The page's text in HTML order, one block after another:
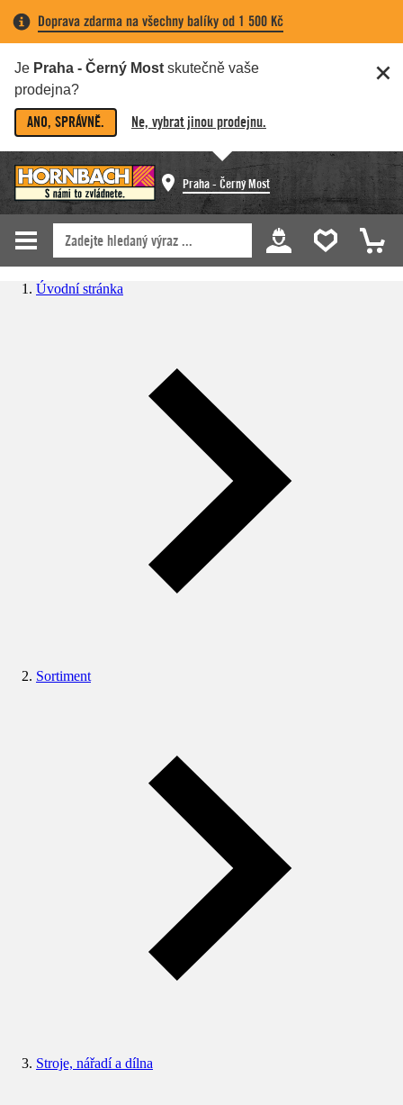
Doprava zdarma na všechny balíky od 1 500 Kč
Je Praha - Černý Most skutečně vaše
prodejna?
ANO, SPRÁVNĚ. Ne, vybrat jinou prodejnu.
Praha - Černý Most
Úvodní stránka
Sortiment
Stroje, nářadí a dílna